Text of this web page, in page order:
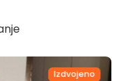
Izdvojeno